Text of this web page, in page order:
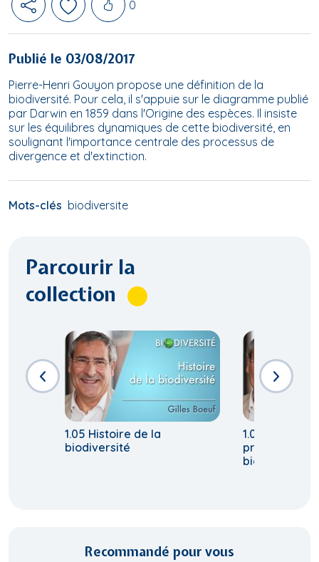
0
Publié le 03/08/2017
Pierre-Henri Gouyon propose une définition de la
biodiversité. Pour cela, il s'appuie sur le diagramme publié
par Darwin en 1859 dans l'Origine des espèces. Il insiste
sur les équilibres dynamiques de cette biodiversité, en
soulignant l'importance centrale des processus de
divergence et d'extinction.
Mots-clés biodiversite
Parcourir la
collection
1.05 Histoire de la
biodiversité
1.07
préoccuper
biodiversité?
Recommandé pour vous